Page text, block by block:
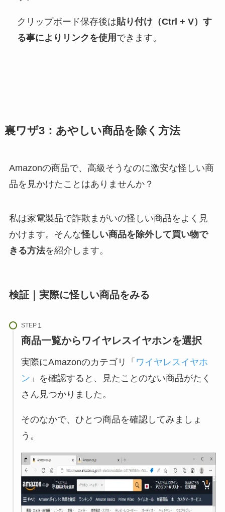
クリップボード保存後は貼り付け（Ctrl + V）す
る事によりリンクを使用 できます。
裏ワザ3：あやしい商品を除く方法
Amazonの商品で、高級そうなのに激安な怪しい商
品を見かけたことはありませんか？
私は家電製品で詐欺まがいの怪しい商品をよく見
かけます。そんな怪しい商品を除外して買い物で
きる方法を紹介します。
検証｜実際に怪しい商品をみる
STEP
商品一覧からワイヤレスイヤホンを選択
実際にAmazonのカテゴリ「 ワイヤレスイヤホ
ン 」を確認すると、見たことのない商品がたく
さん見つかりました。
そのなかで、ひとつ商品を確認してみましょ
う。